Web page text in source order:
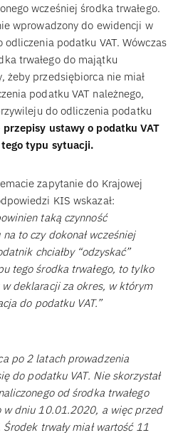
wcześniej środka trwałego.
wprowadzony do ewidencji w
podatku VAT. Wówczas
trwałego do majątku
żeby przedsiębiorca nie miał
podatku VAT należnego,
do odliczenia podatku
przepisy ustawy o podatku VAT
typu sytuacji.
zapytanie do Krajowej
KIS wskazał:
taką czynność
to czy dokonał wcześniej
chciałby “odzyskać”
tego środka trwałego, to tylko
deklaracji za okres, w którym
do podatku VAT.”
po 2 latach prowadzenia
do podatku VAT. Nie skorzystał
od środka trwałego
w dniu 10.01.2020, a więc przed
trwały miał wartość 11